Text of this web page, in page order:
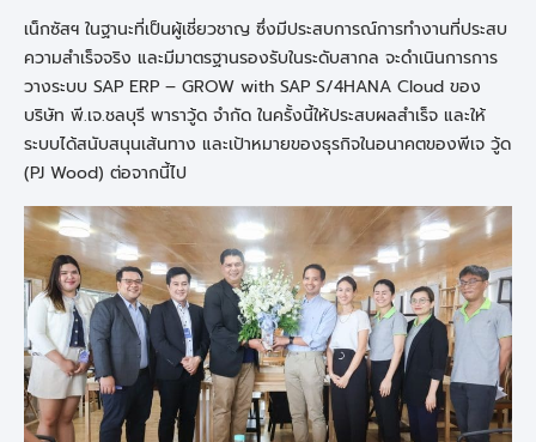
เน็กซัสฯ ในฐานะที่เป็นผู้เชี่ยวชาญ ซึ่งมีประสบการณ์การทำงานที่ประสบ
ความสำเร็จจริง และมีมาตรฐานรองรับในระดับสากล จะดำเนินการการ
วางระบบ SAP ERP – GROW with SAP S/4HANA Cloud ของ
บริษัท พี.เจ.ชลบุรี พาราวู้ด จำกัด ในครั้งนี้ให้ประสบผลสำเร็จ และให้
ระบบได้สนับสนุนเส้นทาง และเป้าหมายของธุรกิจในอนาคตของพีเจ วู้ด
(PJ Wood) ต่อจากนี้ไป